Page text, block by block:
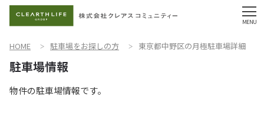
HOME 駐車場をお探しの方 東京都中野区の月極駐車場詳細
物件の駐車場情報です。